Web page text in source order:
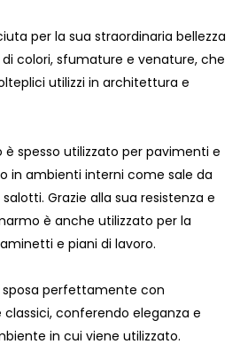
per la sua straordinaria bellezza
colori, sfumature e venature, che
utilizzi in architettura e
è spesso utilizzato per pavimenti e
in ambienti interni come sale da
Grazie alla sua resistenza e
è anche utilizzato per la
e piani di lavoro.
sposa perfettamente con
conferendo eleganza e
in cui viene utilizzato.